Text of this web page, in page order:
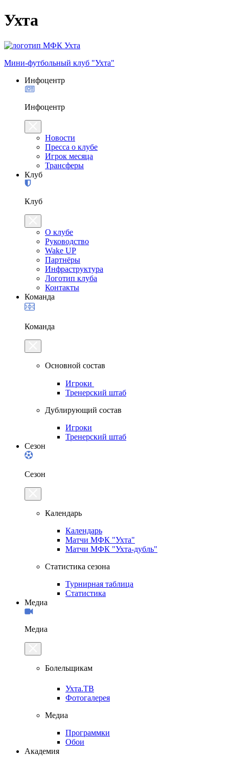
Ухта
Мини-футбольный клуб "Ухта"
Инфоцентр
Инфоцентр
Новости
Пресса о клубе
Игрок месяца
Трансферы
Клуб
Клуб
О клубе
Руководство
Wake UP
Партнёры
Инфраструктура
Логотип клуба
Контакты
Команда
Команда
Основной состав
Игроки
Тренерский штаб
Дублирующий состав
Игроки
Тренерский штаб
Сезон
Сезон
Календарь
Календарь
Матчи МФК "Ухта"
Матчи МФК "Ухта-дубль"
Статистика сезона
Турнирная таблица
Статистика
Медиа
Медиа
Болельщикам
Ухта.ТВ
Фотогалерея
Медиа
Программки
Обои
Академия